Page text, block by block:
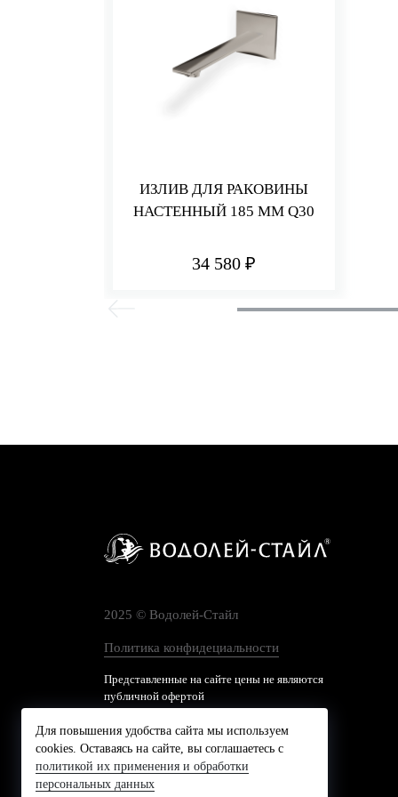
ИЗЛИВ ДЛЯ РАКОВИНЫ
НАСТЕННЫЙ 185 ММ Q30
34 580 ₽
2025 © Водолей-Cтайл
Политика конфидециальности
Представленные на сайте цены не являются
публичной офертой
Для повышения удобства сайта мы используем
cookies. Оставаясь на сайте, вы соглашаетесь с
политикой их применения и обработки
персональных данных